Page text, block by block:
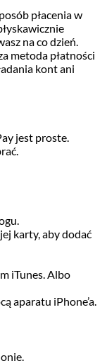
płacenia w
na co dzień.
metoda płatności
kont ani
jest proste.
karty, aby dodać
iTunes. Albo
aparatu iPhone’a.